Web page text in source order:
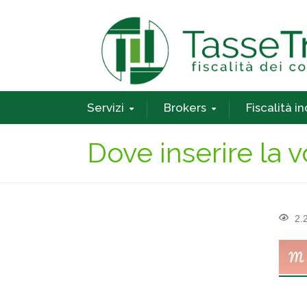
Servizi Brokers Fiscalità
Dove inserire la